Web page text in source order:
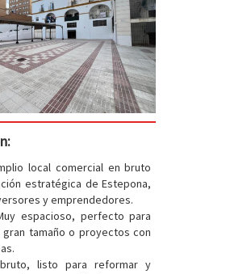
local comercial en bruto
estratégica de Estepona,
y emprendedores.
espacioso, perfecto para
tamaño o proyectos con
listo para reformar y